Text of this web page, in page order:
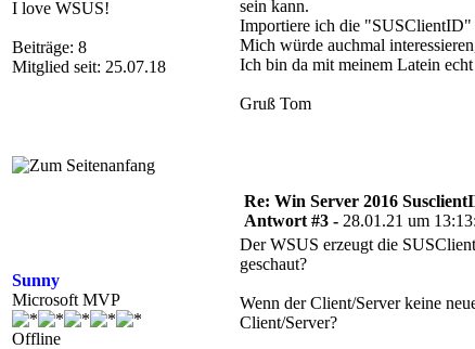
I love WSUS!
Beiträge: 8
Mitglied seit: 25.07.18
sein kann.
Importiere ich die "SUSClientID"
Mich würde auchmal
Ich bin da mit meinem Latein
Gruß Tom
Sunny
Microsoft MVP
Offline
Re: Win Server 2016
Antwort #3 - 28.01.21 um
Der WSUS erzeugt die
geschaut?
Wenn der Client/Server keine
Client/Server?